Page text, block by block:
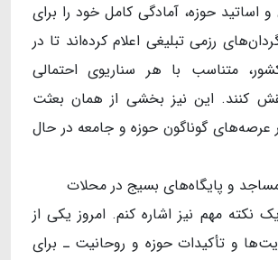
اساتید حوزه، آمادگی کامل خود را برای
رزمی تبلیغی اعلام کرده‌اند تا در
متناسب با هر سناریوی احتمالی
کنند. این نیز بخشی از همان بعثت
گوناگون حوزه و جامعه در حال
و پایگاه‌های بسیج در محلات
نکته مهم نیز اشاره کنم. امروز یکی از
و تأکیدات حوزه و روحانیت ـ برای